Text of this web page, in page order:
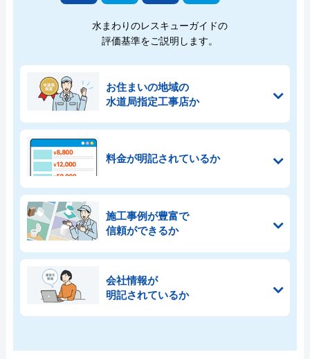
水まわりのレスキューガイドの
評価基準をご説明します。
お住まいの地域の
水道局指定工事店か
料金が明記されているか
施工事例が豊富で
信頼ができるか
会社情報が
明記されているか